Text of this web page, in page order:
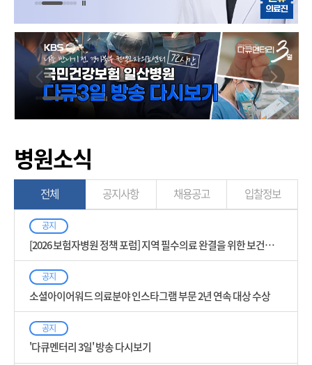
병원소식
전체 공지사항 채용공고 입찰정보
공지
[2026 보험자병원 정책 포럼] 지역 필수의료 완결을 위한 보건의료
거버넌스의 새로운 모색
공지
소셜아이어워드 의료분야 인스타그램 부문 2년 연속 대상 수상
공지
'다큐멘터리 3일' 방송 다시보기